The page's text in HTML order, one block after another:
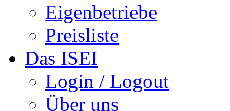
Eigenbetriebe
Preisliste
Das ISEI
Login / Logout
Über uns